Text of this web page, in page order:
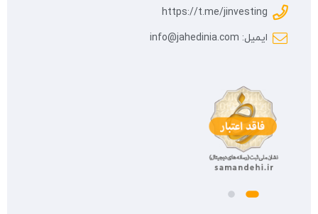
https://t.me/jinvesting
ایمیل: info@jahedinia.com